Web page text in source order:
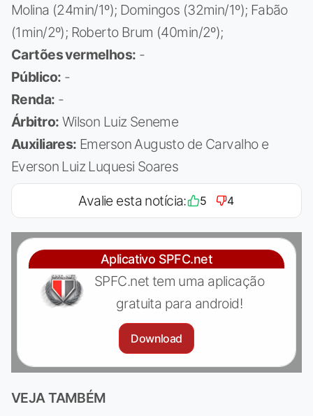
Molina (24min/1º); Domingos (32min/1º); Fabão
(1min/2º); Roberto Brum (40min/2º);
Cartões vermelhos: -
Público: -
Renda: -
Árbitro: Wilson Luiz Seneme
Auxiliares: Emerson Augusto de Carvalho e
Everson Luiz Luquesi Soares
Avalie esta notícia: 5 4
Aplicativo SPFC.net
SPFC.net tem uma aplicação
gratuita para android!
Download
VEJA TAMBÉM